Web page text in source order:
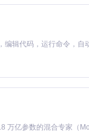
义View绘制、MVVM
效工具
专属功能
容
持后期混音